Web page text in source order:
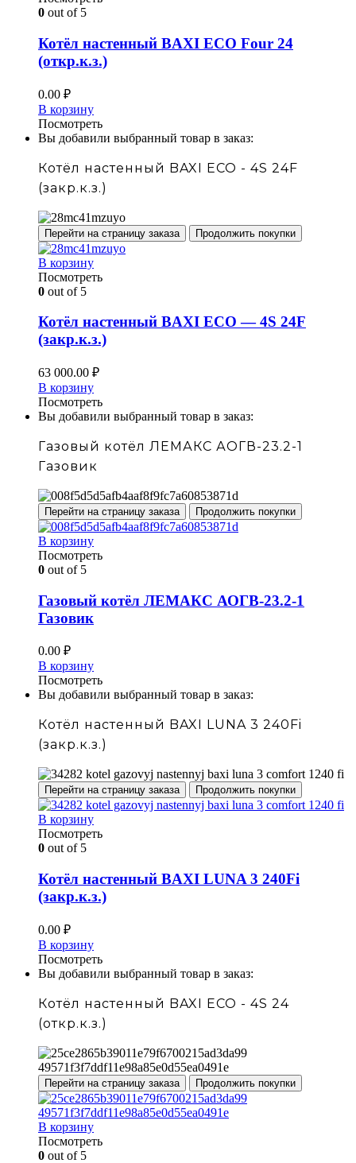
0 out of 5
Котёл настенный BAXI ECO Four 24
(откр.к.з.)
0.00 ₽
В корзину
Посмотреть
Вы добавили выбранный товар в заказ:
Котёл настенный BAXI ECO - 4S 24F
(закр.к.з.)
Перейти на страницу заказа Продолжить покупки
В корзину
Посмотреть
0 out of 5
Котёл настенный BAXI ECO — 4S 24F
(закр.к.з.)
63 000.00 ₽
В корзину
Посмотреть
Вы добавили выбранный товар в заказ:
Газовый котёл ЛЕМАКС АОГВ-23.2-1
Газовик
Перейти на страницу заказа Продолжить покупки
В корзину
Посмотреть
0 out of 5
Газовый котёл ЛЕМАКС АОГВ-23.2-1
Газовик
0.00 ₽
В корзину
Посмотреть
Вы добавили выбранный товар в заказ:
Котёл настенный BAXI LUNA 3 240Fi
(закр.к.з.)
Перейти на страницу заказа Продолжить покупки
В корзину
Посмотреть
0 out of 5
Котёл настенный BAXI LUNA 3 240Fi
(закр.к.з.)
0.00 ₽
В корзину
Посмотреть
Вы добавили выбранный товар в заказ:
Котёл настенный BAXI ECO - 4S 24
(откр.к.з.)
Перейти на страницу заказа Продолжить покупки
В корзину
Посмотреть
0 out of 5